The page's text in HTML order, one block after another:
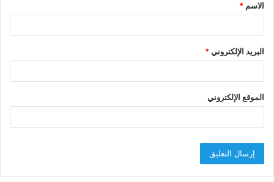
*
الاسم *
البريد الإلكتروني*
الموقع الإلكتروني